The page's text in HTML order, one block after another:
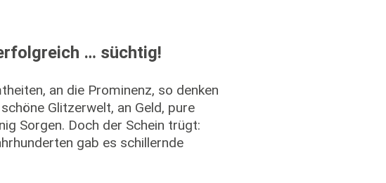
… süchtig!
an die Prominenz, so denken
Glitzerwelt, an Geld, pure
Sorgen. Doch der Schein trügt:
gab es schillernde